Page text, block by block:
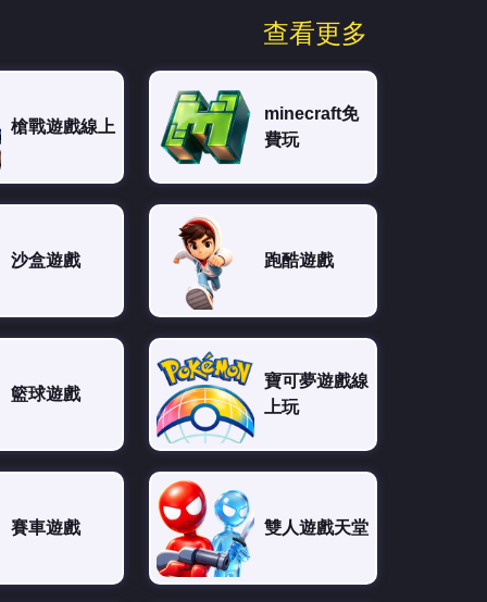
查看更多
槍戰遊戲線上
minecraft免
費玩
沙盒遊戲 跑酷遊戲
籃球遊戲
寶可夢遊戲線
上玩
賽車遊戲 雙人遊戲天堂